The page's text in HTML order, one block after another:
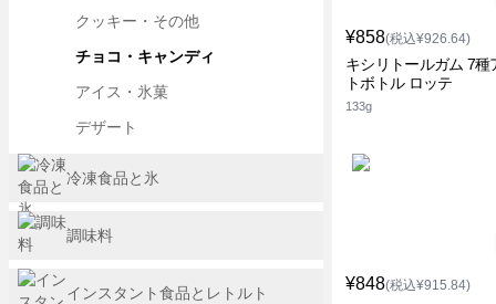
¥858(税込¥926.64)
キシリトールガム 7種
トボトル ロッテ
133g
¥848(税込¥915.84)
クッキー・その他
チョコ・キャンディ
アイス・氷菓
デザート
冷凍食品と氷
調味料
インスタント食品とレトルト